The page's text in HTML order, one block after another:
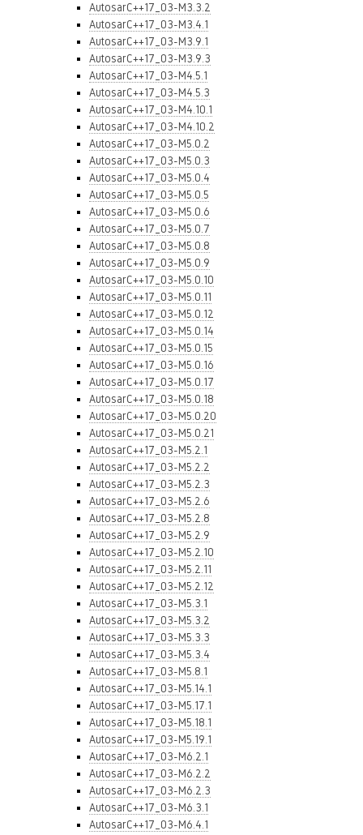
AutosarC++17_03-M3.3.2
AutosarC++17_03-M3.4.1
AutosarC++17_03-M3.9.1
AutosarC++17_03-M3.9.3
AutosarC++17_03-M4.5.1
AutosarC++17_03-M4.5.3
AutosarC++17_03-M4.10.1
AutosarC++17_03-M4.10.2
AutosarC++17_03-M5.0.2
AutosarC++17_03-M5.0.3
AutosarC++17_03-M5.0.4
AutosarC++17_03-M5.0.5
AutosarC++17_03-M5.0.6
AutosarC++17_03-M5.0.7
AutosarC++17_03-M5.0.8
AutosarC++17_03-M5.0.9
AutosarC++17_03-M5.0.10
AutosarC++17_03-M5.0.11
AutosarC++17_03-M5.0.12
AutosarC++17_03-M5.0.14
AutosarC++17_03-M5.0.15
AutosarC++17_03-M5.0.16
AutosarC++17_03-M5.0.17
AutosarC++17_03-M5.0.18
AutosarC++17_03-M5.0.20
AutosarC++17_03-M5.0.21
AutosarC++17_03-M5.2.1
AutosarC++17_03-M5.2.2
AutosarC++17_03-M5.2.3
AutosarC++17_03-M5.2.6
AutosarC++17_03-M5.2.8
AutosarC++17_03-M5.2.9
AutosarC++17_03-M5.2.10
AutosarC++17_03-M5.2.11
AutosarC++17_03-M5.2.12
AutosarC++17_03-M5.3.1
AutosarC++17_03-M5.3.2
AutosarC++17_03-M5.3.3
AutosarC++17_03-M5.3.4
AutosarC++17_03-M5.8.1
AutosarC++17_03-M5.14.1
AutosarC++17_03-M5.17.1
AutosarC++17_03-M5.18.1
AutosarC++17_03-M5.19.1
AutosarC++17_03-M6.2.1
AutosarC++17_03-M6.2.2
AutosarC++17_03-M6.2.3
AutosarC++17_03-M6.3.1
AutosarC++17_03-M6.4.1